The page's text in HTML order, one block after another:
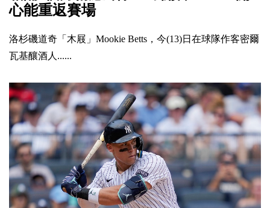
心能重返賽場
洛杉磯道奇「木屐」Mookie Betts，今(13)日在球隊作客密爾
瓦基釀酒人......